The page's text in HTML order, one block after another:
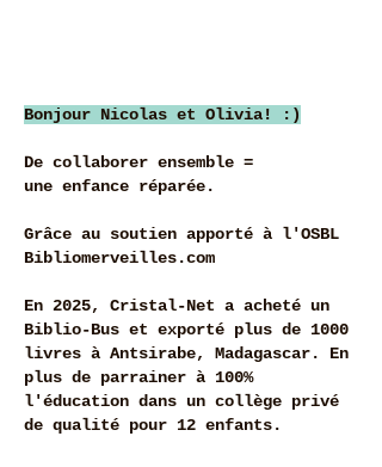
Bonjour Nicolas et Olivia! :)
De collaborer ensemble =
une enfance réparée.
Grâce au soutien apporté à l'OSBL
Bibliomerveilles.com
En 2025, Cristal-Net a acheté un
Biblio-Bus et exporté plus de 1000
livres à Antsirabe, Madagascar. En
plus de parrainer à 100%
l'éducation dans un collège privé
de qualité pour 12 enfants.